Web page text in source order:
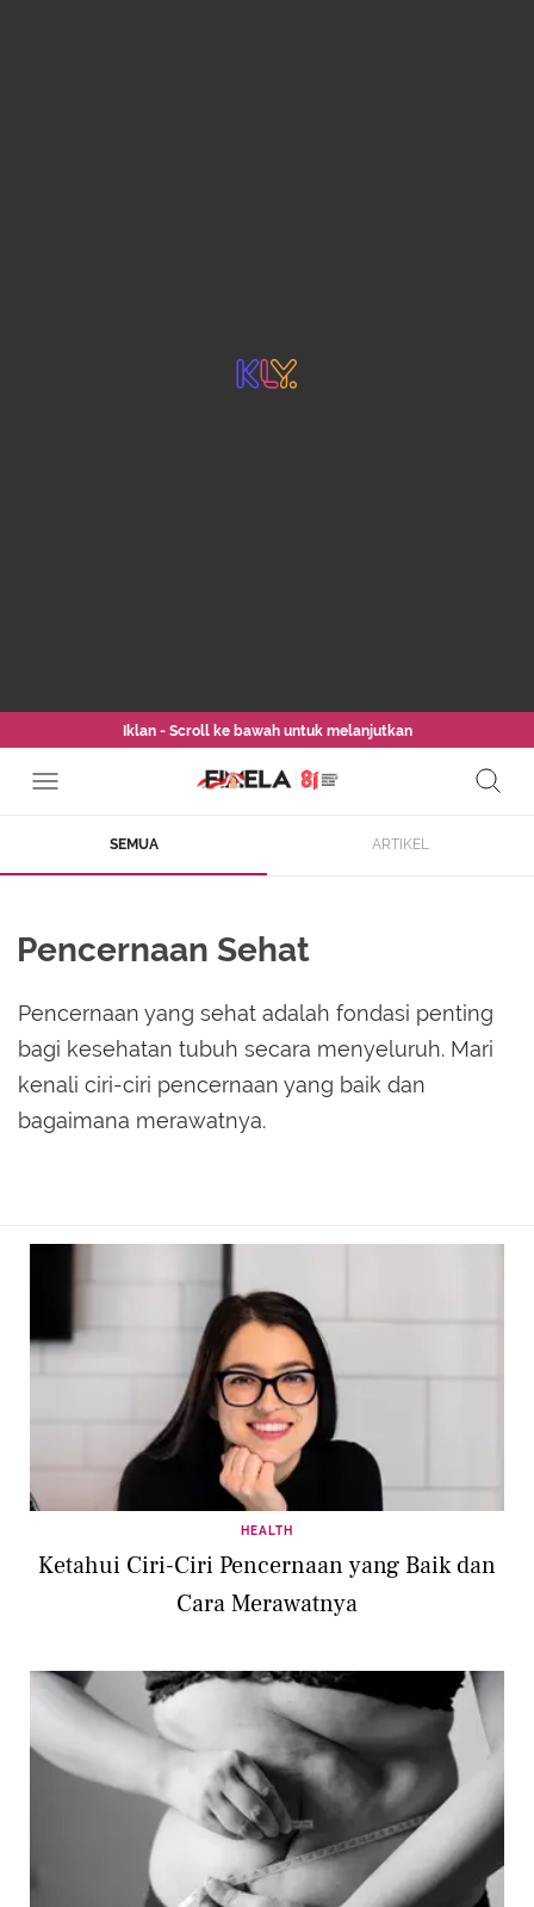
Iklan - Scroll ke bawah untuk melanjutkan
SEMUA ARTIKEL
Pencernaan Sehat
Pencernaan yang sehat adalah fondasi penting
bagi kesehatan tubuh secara menyeluruh. Mari
kenali ciri-ciri pencernaan yang baik dan
bagaimana merawatnya.
HEALTH
Ketahui Ciri-Ciri Pencernaan yang Baik dan
Cara Merawatnya